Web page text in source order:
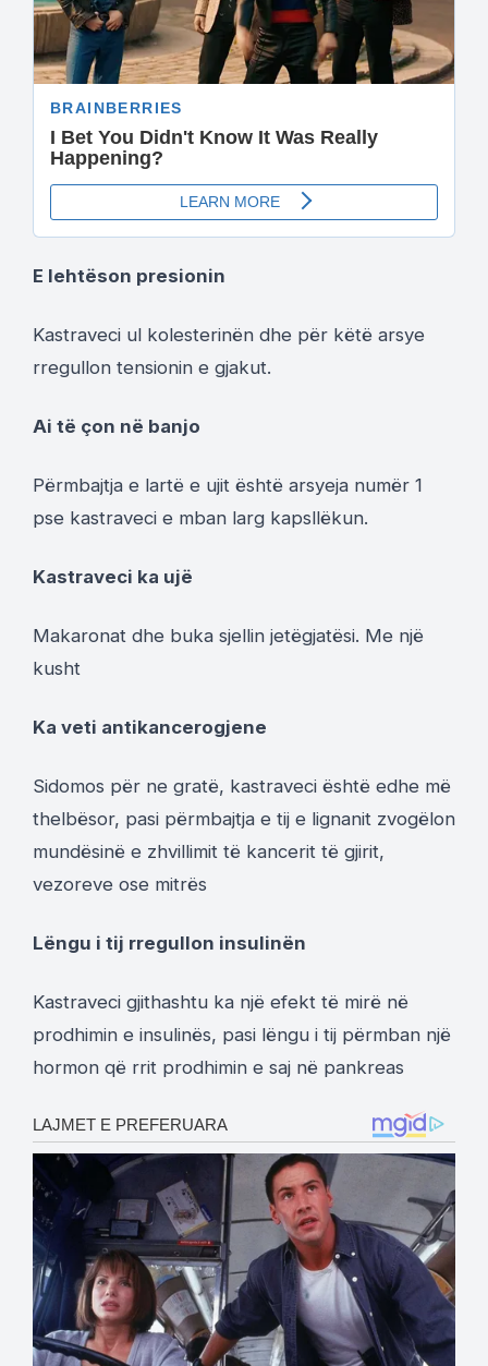
E lehtëson presionin
Kastraveci ul kolesterinën dhe për këtë arsye
rregullon tensionin e gjakut.
Ai të çon në banjo
Përmbajtja e lartë e ujit është arsyeja numër 1
pse kastraveci e mban larg kapsllëkun.
Kastraveci ka ujë
Makaronat dhe buka sjellin jetëgjatësi. Me një
kusht
Ka veti antikancerogjene
Sidomos për ne gratë, kastraveci është edhe më
thelbësor, pasi përmbajtja e tij e lignanit zvogëlon
mundësinë e zhvillimit të kancerit të gjirit,
vezoreve ose mitrës
Lëngu i tij rregullon insulinën
Kastraveci gjithashtu ka një efekt të mirë në
prodhimin e insulinës, pasi lëngu i tij përmban një
hormon që rrit prodhimin e saj në pankreas